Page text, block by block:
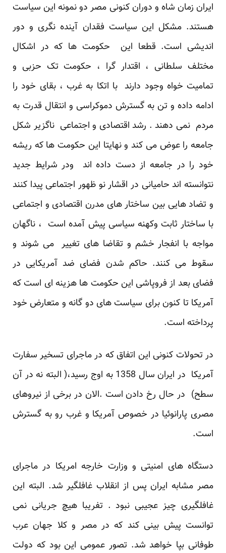
ایران زمان شاه و دوران کنونی مصر دو نمونه این سیاست
هستند. مشکل این سیاست فقدان آینده نگری و دور
اندیشی است. قطعا این حکومت ها که در اشکال
مختلف سلطانی ، اقتدار گرا ، حکومت تک حزبی و
تمامیت خواه وجود دارند با اتکا به غرب ، بقای خود را
ادامه داده و تن به گسترش دموکراسی و انتقال قدرت به
مردم نمی دهند . رشد اقتصادی و اجتماعی ناگزیر شکل
جامعه را عوض می کند و نهایتا این حکومت ها که ریشه
خود را در جامعه از دست داده اند ودر شرایط جدید
نتوانسته اند حامیانی در اقشار نو ظهور اجتماعی پیدا کنند
و تضاد هایی بین ساختار های مدرن اقتصادی و اجتماعی
با ساختار ثابت وکهنه سیاسی پیش آمده است ، ناگهان
مواجه با انفجار خشم و تقاضا های تغییر می شوند و
سقوط می کنند. حاکم شدن فضای ضد آمریکایی در
فضای بعد از فروپاشی این حکومت ها هزینه ای است که
آمریکا تا کنون برای سیاست های دو گانه و متعارض خود
پرداخته است.
در تحولات کنونی این اتفاق که در ماجرای تسخیر سفارت
آمریکا در ایران سال 1358 به اوج رسید،( البته نه در آن
سطح) در حال رخ دادن است .الان در برخی از نیروهای
مصری پارانوئیا در خصوص آمریکا و غرب رو به گسترش
است.
دستگاه های امنیتی و وزارت خارجه امریکا در ماجرای
مصر مشابه ایران پس از انقلاب غافلگیر شد. البته این
غافلگیری چیز عجیبی نبود . تفریبا هیچ جریانی نمی
توانست پیش بینی کند که در مصر و کلا جهان عرب
طوفانی بپا خواهد شد. تصور عمومی این بود که دولت